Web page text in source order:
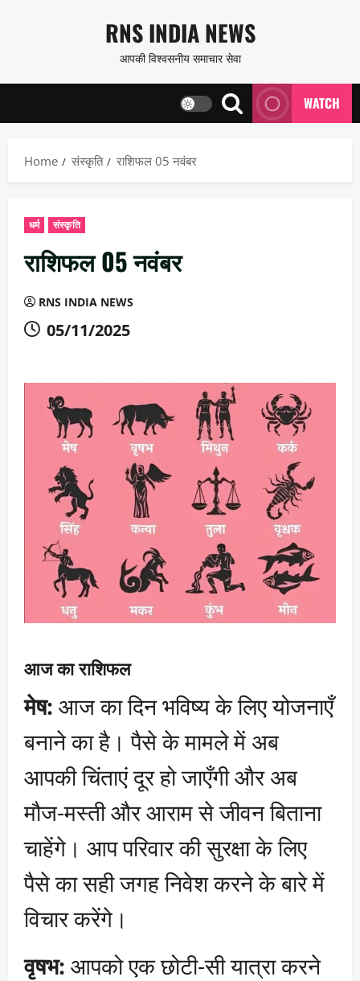
content
RNS INDIA NEWS
आपकी विश्वसनीय समाचार सेवा
WATCH
Home संस्कृति राशिफल 05 नवंबर
धर्म संस्कृति
राशिफल 05 नवंबर
RNS INDIA NEWS
05/11/2025
आज का राशिफल
मेष: आज का दिन भविष्य के लिए योजनाएँ
बनाने का है। पैसे के मामले में अब
आपकी चिंताएं दूर हो जाएँगी और अब
मौज-मस्ती और आराम से जीवन बिताना
चाहेंगे। आप परिवार की सुरक्षा के लिए
पैसे का सही जगह निवेश करने के बारे में
विचार करेंगे।
वृषभ: आपको एक छोटी-सी यात्रा करने